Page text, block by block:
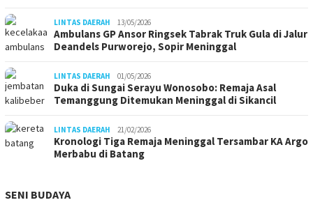
LINTAS DAERAH 13/05/2026
Ambulans GP Ansor Ringsek Tabrak Truk Gula di Jalur
Deandels Purworejo, Sopir Meninggal
LINTAS DAERAH 01/05/2026
Duka di Sungai Serayu Wonosobo: Remaja Asal
Temanggung Ditemukan Meninggal di Sikancil
LINTAS DAERAH 21/02/2026
Kronologi Tiga Remaja Meninggal Tersambar KA Argo
Merbabu di Batang
SENI BUDAYA